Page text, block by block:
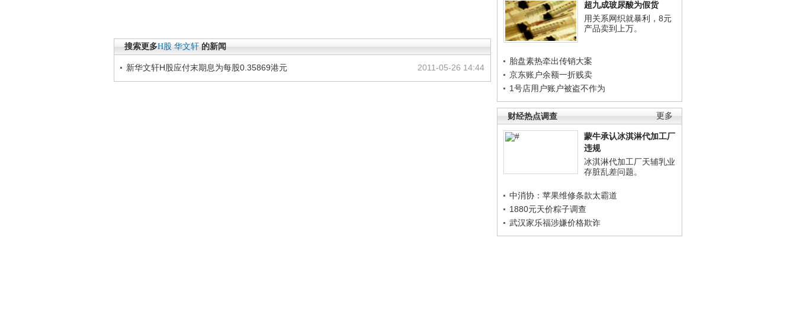
超九成玻尿酸为假货
用关系网织就暴利，8元
产品卖到上万。
胎盘素热牵出传销大案
京东账户余额一折贱卖
1号店用户账户被盗不作为
更多
财经热点调查
蒙牛承认冰淇淋代加工厂
违规
冰淇淋代加工厂天辅乳业
存脏乱差问题。
中消协：苹果维修条款太霸道
1880元天价粽子调查
武汉家乐福涉嫌价格欺诈
搜索更多H股 华文轩 的新闻
2011-05-26 14:44
新华文轩H股应付末期息为每股0.35869港元